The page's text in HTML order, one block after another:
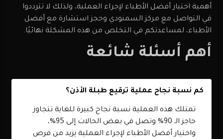
أهمية اختيار أفضل الأطباء لإجراء العملية، ولذلك لا تترددوا
في التواصل مع مركز السمنودي وحجز استشارة مع أفضل
الأطباء، لمساعدتكم في التخلص من هذه المشكلة نهائيًا.
أهم أسئلة شائعة
كم نسبة نجاح عملية ترقيع طبلة الأذن؟
تمتلك هذه العملية نسبة نجاح كبيرة للغاية تتجاوز
حاجز الـ 90% وتصل في بعض الحالات إلى 95%،
واختيار أفضل الأطباء لإجراء العملية يزيد من فرص